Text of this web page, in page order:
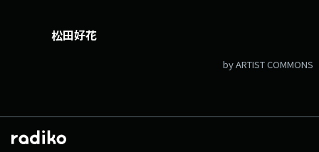
松田好花
by ARTIST COMMONS